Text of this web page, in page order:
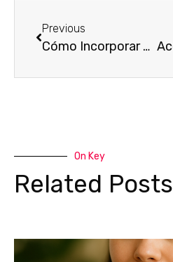
Previous
Cómo Incorporar Aceites Esenciales en tu Rutina de Belleza Diario
On Key
Related Posts